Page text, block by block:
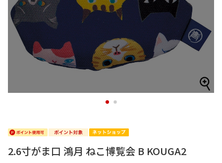
1 2
2.6寸がま口 鴻月 ねこ博覧会 B KOUGA2